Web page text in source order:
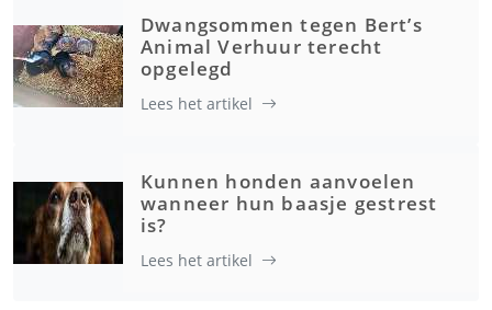
Dwangsommen tegen Bert’s
Animal Verhuur terecht
opgelegd
Lees het artikel
Kunnen honden aanvoelen
wanneer hun baasje gestrest
is?
Lees het artikel